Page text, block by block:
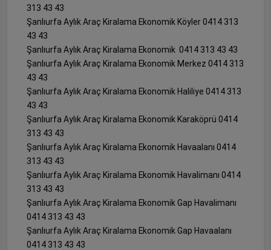
313 43 43
Şanlıurfa Aylık Araç Kiralama Ekonomik Köyler 0414 313
43 43
Şanlıurfa Aylık Araç Kiralama Ekonomik 0414 313 43 43
Şanlıurfa Aylık Araç Kiralama Ekonomik Merkez 0414 313
43 43
Şanlıurfa Aylık Araç Kiralama Ekonomik Haliliye 0414 313
43 43
Şanlıurfa Aylık Araç Kiralama Ekonomik Karaköprü 0414
313 43 43
Şanlıurfa Aylık Araç Kiralama Ekonomik Havaalanı 0414
313 43 43
Şanlıurfa Aylık Araç Kiralama Ekonomik Havalimanı 0414
313 43 43
Şanlıurfa Aylık Araç Kiralama Ekonomik Gap Havalimanı
0414 313 43 43
Şanlıurfa Aylık Araç Kiralama Ekonomik Gap Havaalanı
0414 313 43 43